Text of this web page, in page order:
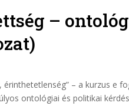
–
– a kurzus e
ontológiai és politikai